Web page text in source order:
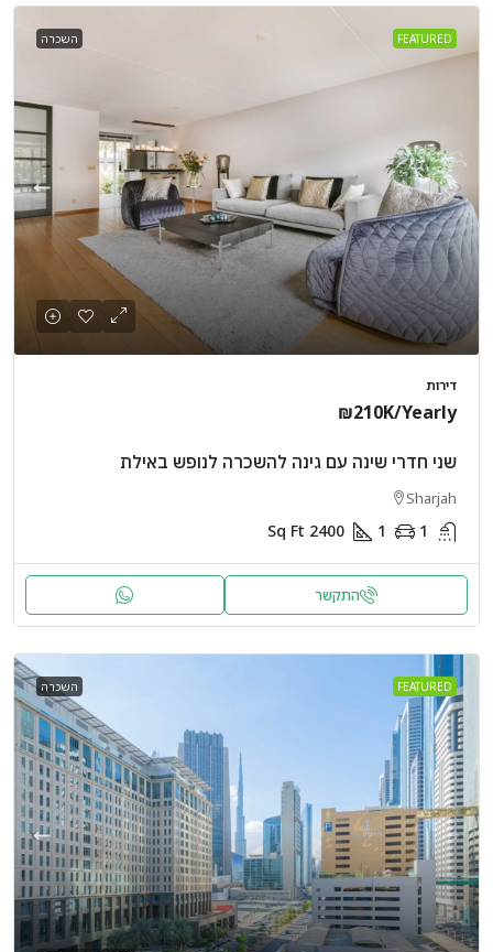
FEATURED השכרה
דירות
₪210K/Yearly
שני חדרי שינה עם גינה להשכרה לנופש באילת
Sharjah
1
1
2400
Sq Ft
התקשר
FEATURED השכרה